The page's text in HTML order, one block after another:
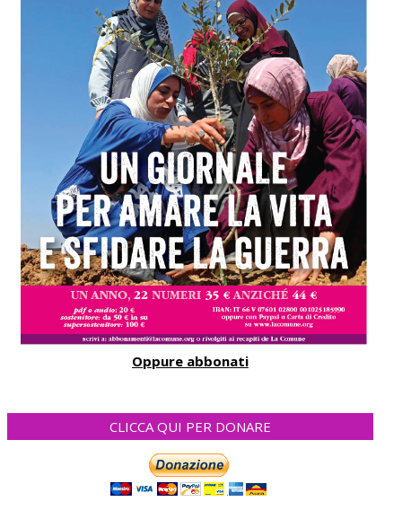
Oppure abbonati
CLICCA QUI PER DONARE